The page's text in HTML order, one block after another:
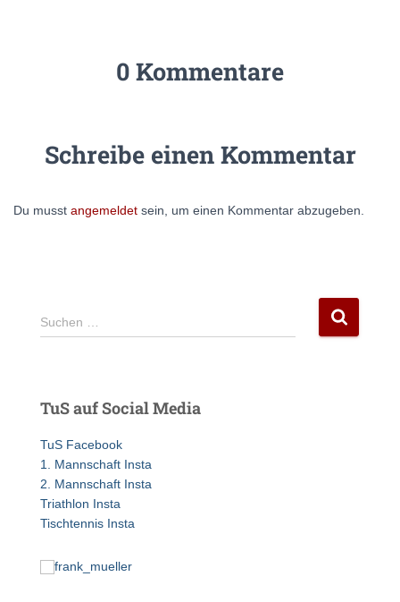
0 Kommentare
Schreibe einen Kommentar
Du musst angemeldet sein, um einen Kommentar abzugeben.
S
u
n
a
c
h
:
Suchen …
TuS auf Social Media
TuS Facebook
1. Mannschaft Insta
2. Mannschaft Insta
Triathlon Insta
Tischtennis Insta